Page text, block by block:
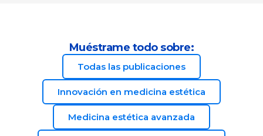
Muéstrame todo sobre:
Todas las publicaciones
Innovación en medicina estética
Medicina estética avanzada